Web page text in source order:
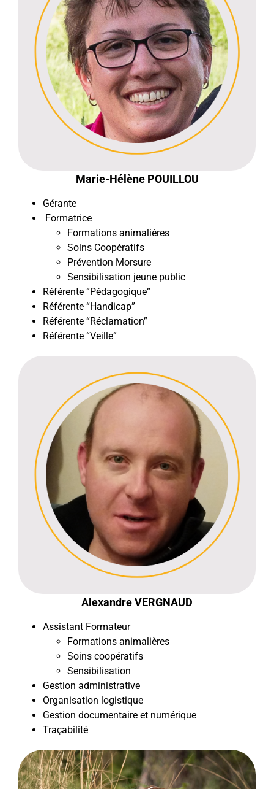
Marie-Hélène POUILLOU
Gérante
Formatrice
Formations animalières
Soins Coopératifs
Prévention Morsure
Sensibilisation jeune public
Référente “Pédagogique”
Référente “Handicap”
Référente “Réclamation”
Référente “Veille”
Alexandre VERGNAUD
Assistant Formateur
Formations animalières
Soins coopératifs
Sensibilisation
Gestion administrative
Organisation logistique
Gestion documentaire et numérique
Traçabilité